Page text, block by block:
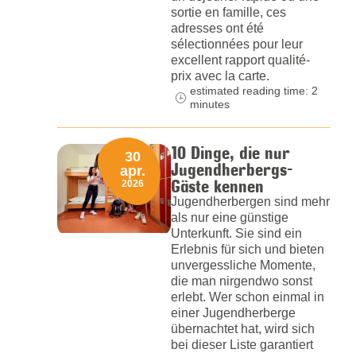
sortie en famille, ces
adresses ont été
sélectionnées pour leur
excellent rapport qualité-
prix avec la carte.
estimated reading time: 2
minutes
10 Dinge, die nur
Jugendherbergs-
Gäste kennen
Jugendherbergen sind mehr
als nur eine günstige
Unterkunft. Sie sind ein
Erlebnis für sich und bieten
unvergessliche Momente,
die man nirgendwo sonst
erlebt. Wer schon einmal in
einer Jugendherberge
übernachtet hat, wird sich
bei dieser Liste garantiert
30
apr.
2026